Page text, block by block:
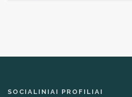
SOCIALINIAI PROFILIAI